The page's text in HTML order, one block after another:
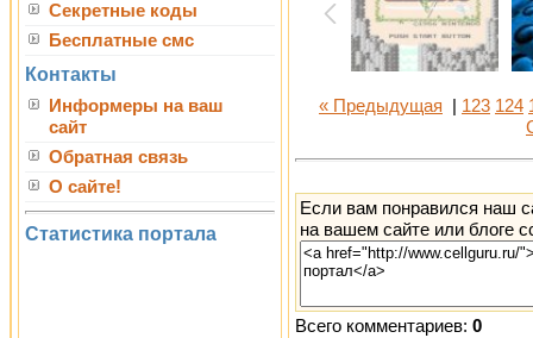
Секретные коды
Бесплатные смс
Контакты
Информеры на ваш
сайт
Обратная связь
О сайте!
Статистика портала
« Предыдущая 123 124
Если вам понравился наш
на вашем сайте или блоге
Всего комментариев: 0